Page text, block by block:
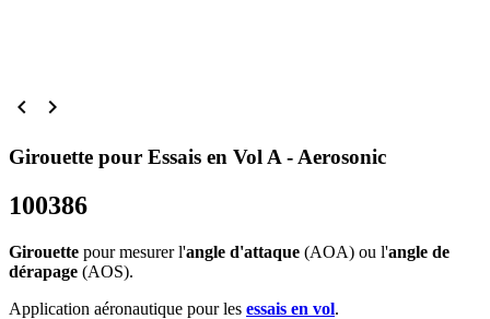
 
Girouette pour Essais en Vol A - Aerosonic
100386
Girouette pour mesurer l'angle d'attaque (AOA) ou l'angle de
dérapage (AOS).
Application aéronautique pour les essais en vol.